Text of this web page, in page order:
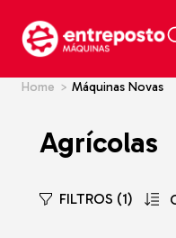
Home > Máquinas Novas
Agrícolas
FILTROS (1)